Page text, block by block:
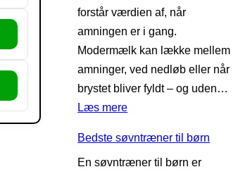
e
t
i
l
u
f
e
forstår værdien af, når
amningen er i gang.
Modermælk kan lække mellem
amninger, ved nedløb eller når
brystet bliver fyldt – og uden…
Læs mere:
e
d
Bedste søvntræner til børn
En søvntræner til børn er